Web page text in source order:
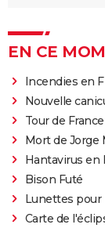
EN CE
Incendies en
Nouvelle
Tour de
Mort de Jorge
Hantavirus en
Bison Futé
Lunettes pour
Carte de